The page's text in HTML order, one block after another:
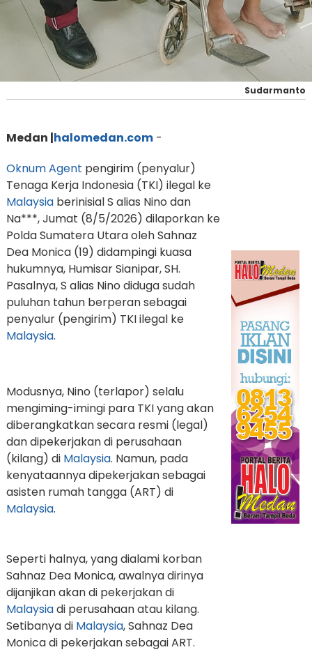
Sudarmanto
Medan |halomedan.com-
OknumAgent pengirim (penyalur)
Tenaga Kerja Indonesia (TKI) ilegal ke
Malaysiaberinisial S alias Nino dan
Na***, Jumat (8/5/2026) dilaporkan ke
Polda Sumatera Utara oleh Sahnaz
Dea Monica (19) didampingi kuasa
hukumnya, Humisar Sianipar, SH.
Pasalnya, S alias Nino diduga sudah
puluhan tahun berperan sebagai
penyalur (pengirim) TKI ilegal ke
Malaysia.
Modusnya, Nino (terlapor) selalu
mengiming-imingi para TKI yang akan
diberangkatkan secara resmi (legal)
dan dipekerjakan di perusahaan
(kilang) di Malaysia. Namun, pada
kenyataannya dipekerjakan sebagai
asisten rumah tangga (ART) di
Malaysia.
Seperti halnya, yang dialami korban
Sahnaz Dea Monica, awalnya dirinya
dijanjikan akan di pekerjakan di
Malaysiadi perusahaan atau kilang.
Setibanya di Malaysia, Sahnaz Dea
Monica di pekerjakan sebagai ART.